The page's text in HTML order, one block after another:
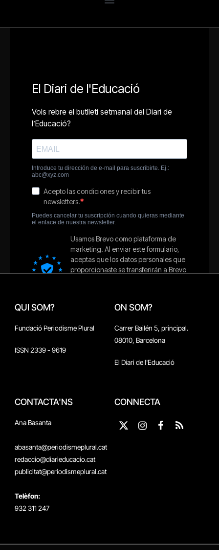
QUI SOM?
Fundació Periodisme Plural
ISSN 2339 - 9619
ON SOM?
Carrer Bailén 5, principal.
08010, Barcelona
El Diari de l'Educació
CONTACTA'NS
Ana Basanta
abasanta@periodismeplural.cat
redaccio@diarieducacio.cat
publicitat@periodismeplural.cat
Telèfon:
932 311 247
CONNECTA
X
Instagram
Facebook
RSS